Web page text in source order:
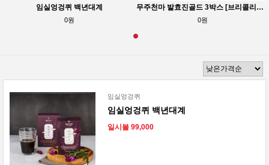
임실엉겅퀴 백년대계
0원
무주천마 발효진골드 3박스 [브리콜리즙1박스] 사은품 믿을수 있는 제약회사천마
0원
임실엉겅퀴
임실엉겅퀴 백년대계
일시불 99,000